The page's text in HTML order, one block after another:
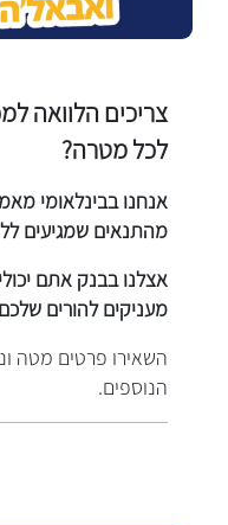
צריכים הלוואה
לכל מטרה?
אנחנו בבינלאומי
מהתנאים שמגיעים
אצלנו בבנק אתם
מעניקים להורים
השאירו פרטים מטה
הנוספים.